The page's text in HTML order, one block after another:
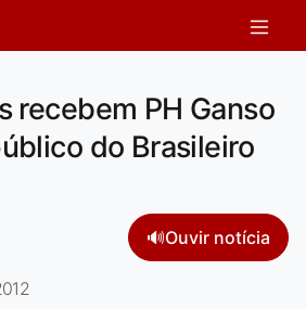
recebem PH Ganso
do Brasileiro
🔊Ouvir notícia